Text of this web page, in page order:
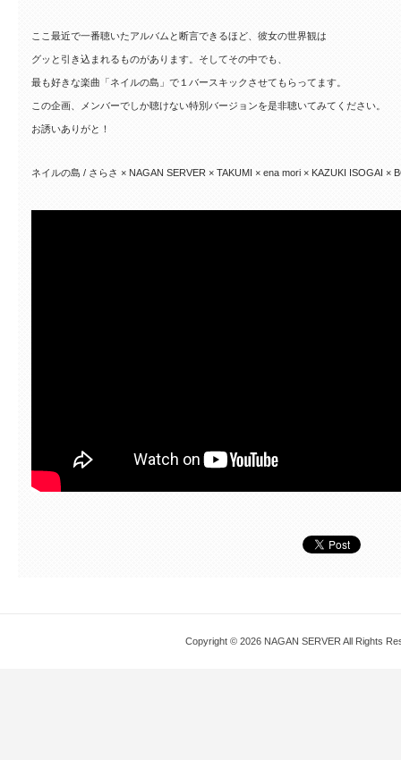
ここ最近で一番聴いたアルバムと断言できるほど、彼女の世界観は
グッと引き込まれるものがあります。そしてその中でも、
最も好きな楽曲「ネイルの島」で１バースキックさせてもらってます。
この企画、メンバーでしか聴けない特別バージョンを是非聴いてみてください。
お誘いありがと！
ネイルの島 / さらさ × NAGAN SERVER × TAKUMI × ena mori × KAZUKI ISOGAI ×
Copyright © 2026 NAGAN SERVER All Rights